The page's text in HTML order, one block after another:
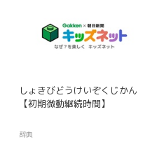
しょきびどうけいぞくじかん
【初期微動継続時間】
辞典